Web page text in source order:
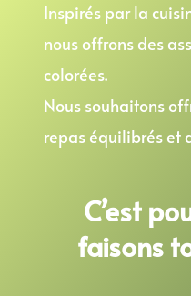
Inspirés par la
nous offrons des
colorées.
Nous souhaitons
repas équilibrés et
C’est
faisons